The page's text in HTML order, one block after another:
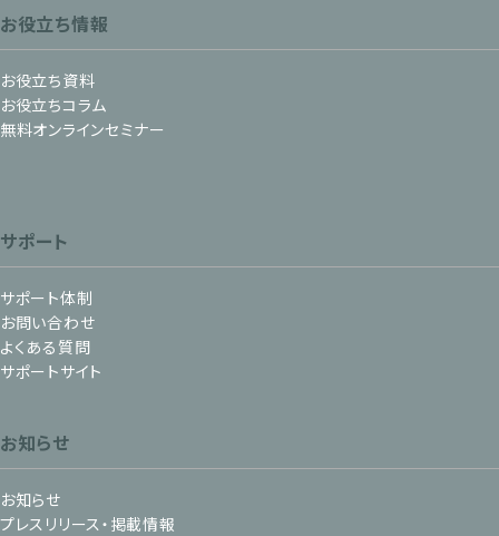
お役立ち情報
お役立ち資料
お役立ちコラム
無料オンラインセミナー
サポート
サポート体制
お問い合わせ
よくある質問
サポートサイト
お知らせ
お知らせ
プレスリリース・掲載情報